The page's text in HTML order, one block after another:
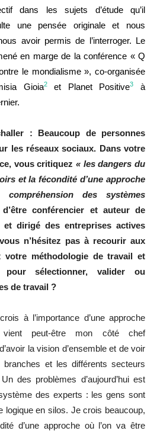
dans les sujets d’étude qu’il
une pensée originale et nous
avoir permis de l’interroger. Le
en marge de la conférence « Q
le mondialisme », co-organisée
Gioia2et Planet Positive3
à
: Beaucoup de personnes
les réseaux sociaux. Dans votre
vous critiquez « les dangers du
et la fécondité d’une approche
des systèmes
d’être conférencier et auteur de
dirigé des entreprises actives
n’hésitez pas à recourir aux
votre méthodologie de travail et
pour sélectionner, valider ou
de travail ?
à l’importance d’une approche
peut-être mon côté chef
la vision d’ensemble et de voir
branches et les différents secteurs
des problèmes d’aujourd’hui est
des experts : les gens sont
logique en silos. Je crois beaucoup,
d’une approche où l’on va être